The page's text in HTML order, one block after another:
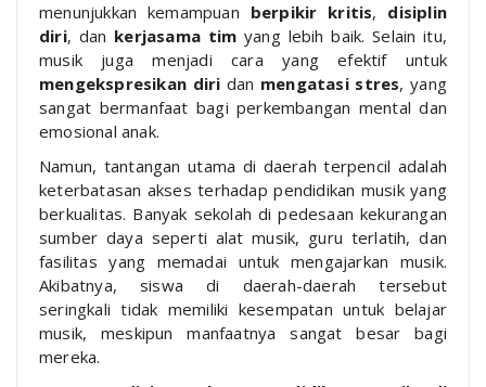
menunjukkan kemampuan berpikir kritis, disiplin
diri, dan kerjasama tim yang lebih baik. Selain itu,
musik juga menjadi cara yang efektif untuk
mengekspresikan diri dan mengatasi stres, yang
sangat bermanfaat bagi perkembangan mental dan
emosional anak.
Namun, tantangan utama di daerah terpencil adalah
keterbatasan akses terhadap pendidikan musik yang
berkualitas. Banyak sekolah di pedesaan kekurangan
sumber daya seperti alat musik, guru terlatih, dan
fasilitas yang memadai untuk mengajarkan musik.
Akibatnya, siswa di daerah-daerah tersebut
seringkali tidak memiliki kesempatan untuk belajar
musik, meskipun manfaatnya sangat besar bagi
mereka.